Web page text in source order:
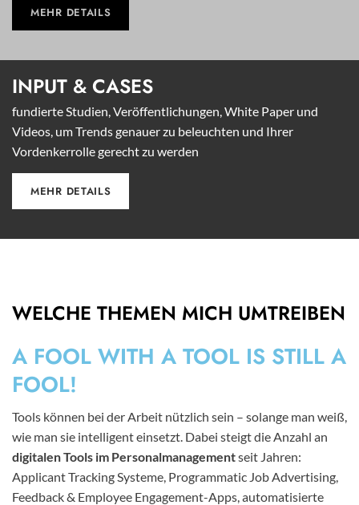
MEHR DETAILS
INPUT & CASES
fundierte Studien, Veröffentlichungen, White Paper und
Videos, um Trends genauer zu beleuchten und Ihrer
Vordenkerrolle gerecht zu werden
MEHR DETAILS
WELCHE THEMEN MICH UMTREIBEN
A FOOL WITH A TOOL IS STILL A
FOOL!
Tools können bei der Arbeit nützlich sein – solange man weiß,
wie man sie intelligent einsetzt. Dabei steigt die Anzahl an
digitalen Tools im Personalmanagementseit Jahren:
Applicant Tracking Systeme, Programmatic Job Advertising,
Feedback & Employee Engagement-Apps, automatisierte